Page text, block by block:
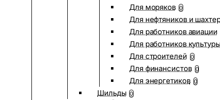
Для моряков 0
Для нефтяников и
Для работников авиации
Для работников
Для строителей 0
Для финансистов 0
Для энергетиков 0
Шильды 0